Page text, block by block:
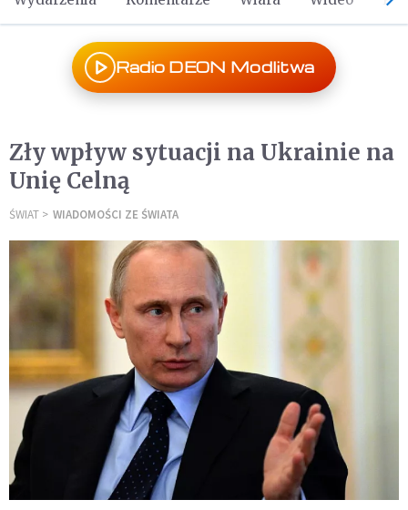
Radio DEON Modlitwa
Zły wpływ sytuacji na Ukrainie na
Unię Celną
ŚWIAT WIADOMOŚCI ZE ŚWIATA